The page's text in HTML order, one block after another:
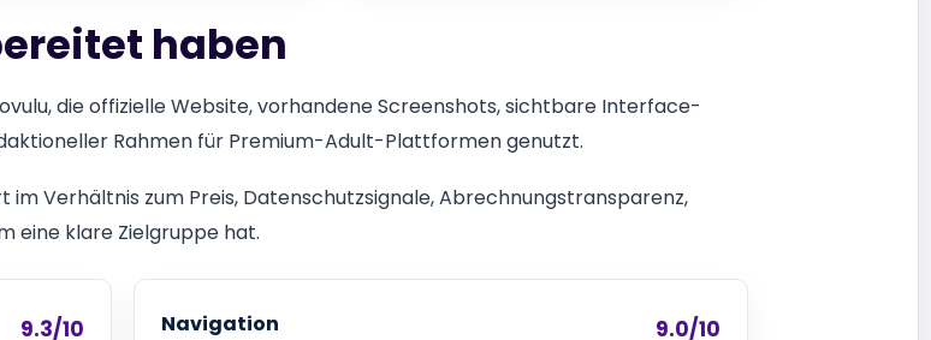
haben
die offizielle Website, vorhandene Screenshots, sichtbare Interface-
Rahmen für Premium-Adult-Plattformen genutzt.
Verhältnis zum Preis, Datenschutzsignale, Abrechnungstransparenz,
eine klare Zielgruppe hat.
9.3/10 Navigation 9.0/10